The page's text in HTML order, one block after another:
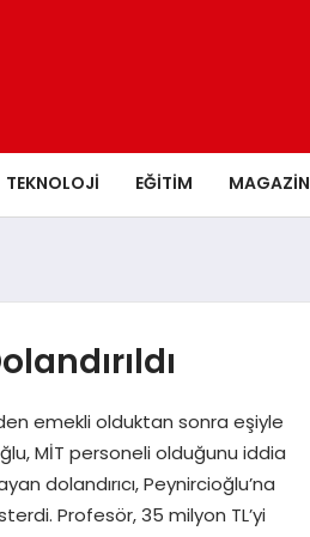
TEKNOLOJI EĞITIM MAGAZIN
emekli olduktan sonra eşiyle
MİT personeli olduğunu iddia
dolandırıcı, Peynircioğlu’na
Profesör, 35 milyon TL’yi